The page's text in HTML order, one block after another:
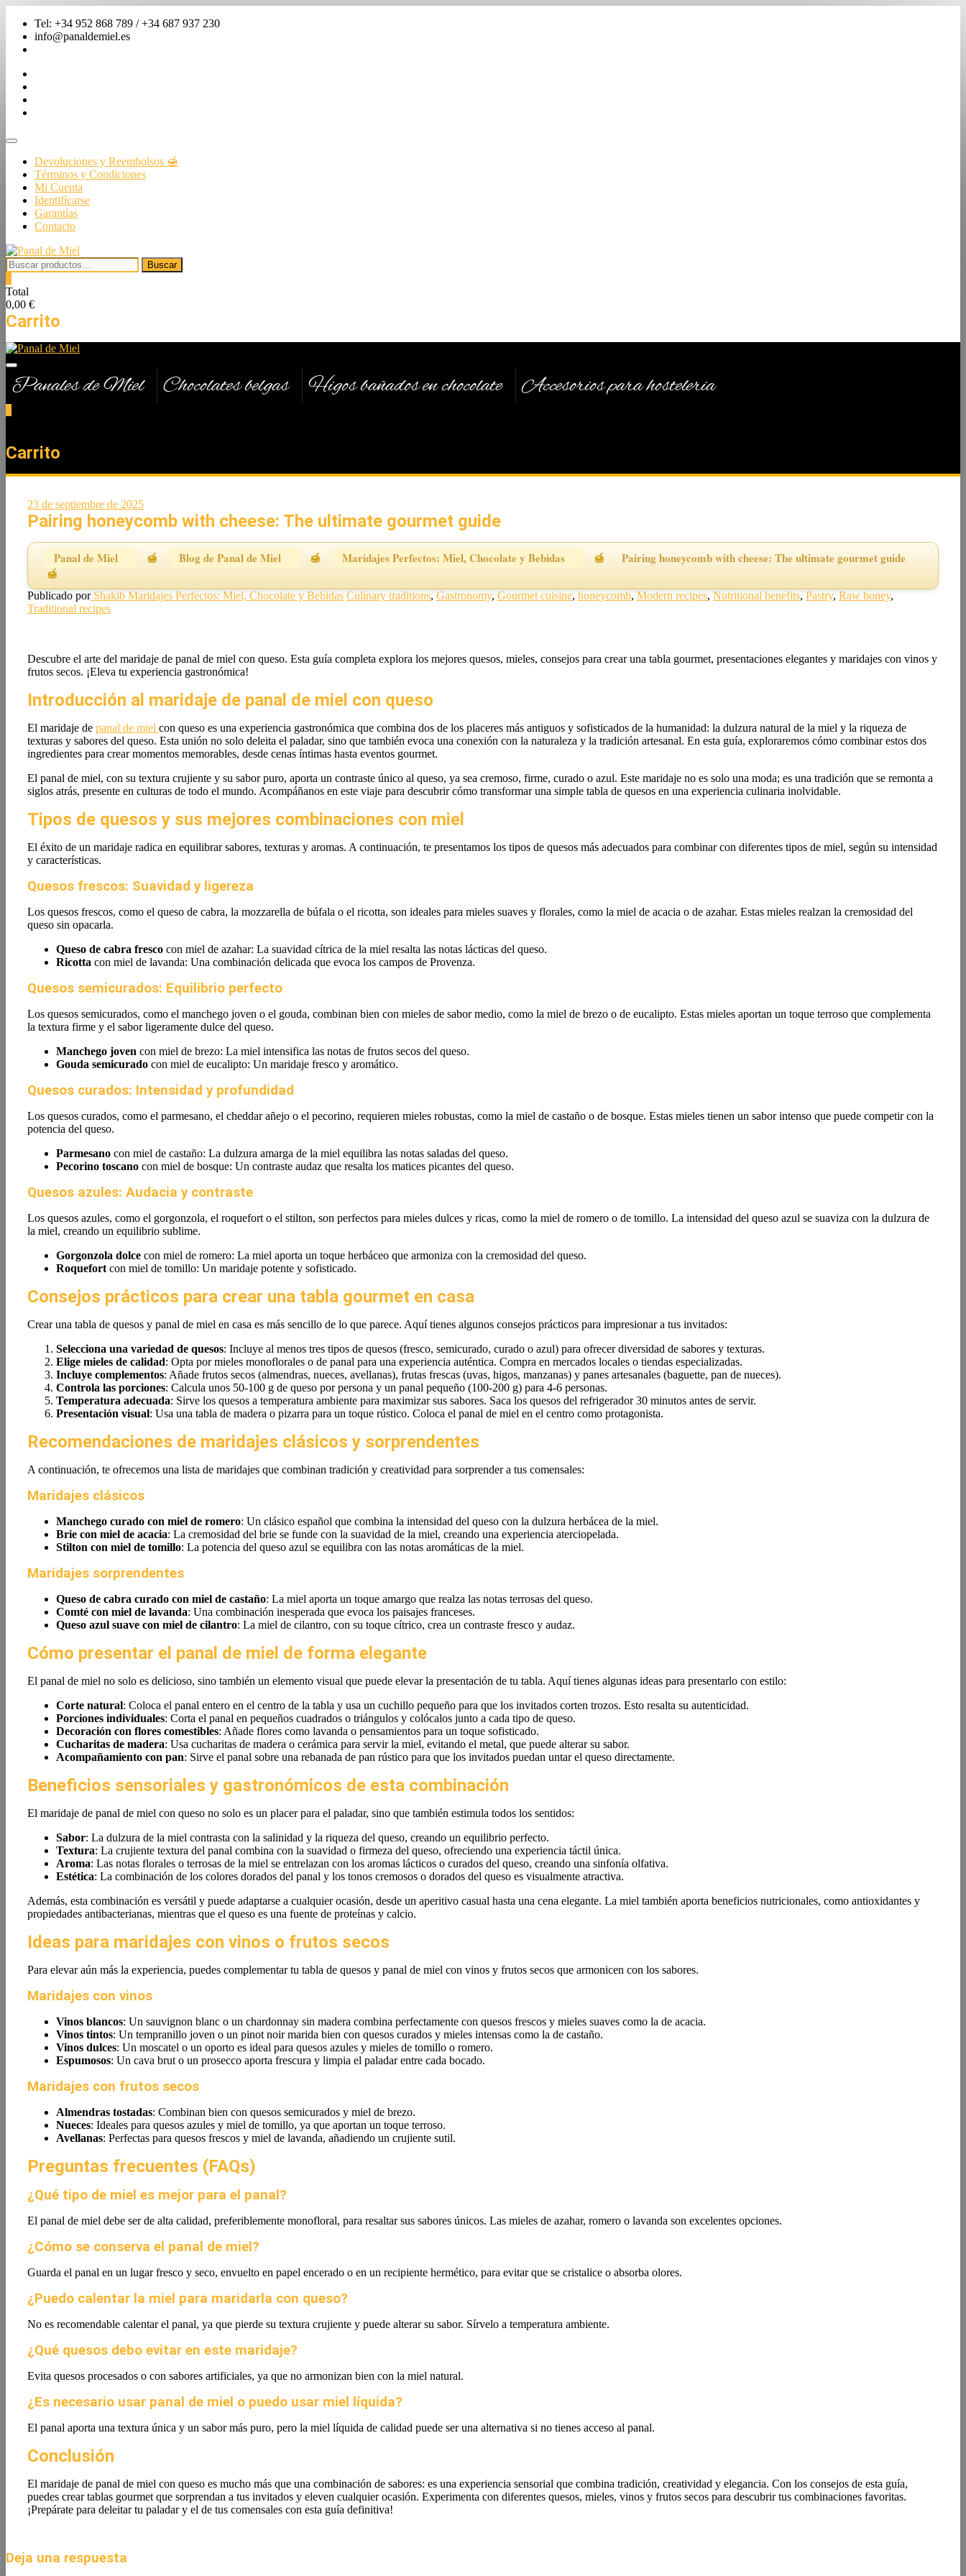
contenido
Tel: +34 952 868 789 / +34 687 937 230
info@panaldemiel.es
Menú
barra
superior
Devoluciones y Reembolsos 🍯
Términos y Condiciones
Mi Cuenta
Identifícarse
Garantías
Contacto
Buscar
por:
Buscar
Total
0,00 €
Carrito
Panales de Miel Chocolates belgas Higos bañados en chocolate Accesorios para hosteleria
Carrito
23 de septiembre de 2025
Pairing honeycomb with cheese: The ultimate gourmet guide
Panal de Miel Blog de Panal de Miel Maridajes Perfectos: Miel, Chocolate y Bebidas Pairing honeycomb with cheese: The ultimate gourmet guide
Publicado porShakib Maridajes Perfectos: Miel, Chocolate y Bebidas Culinary traditions, Gastronomy, Gourmet cuisine, honeycomb, Modern recipes, Nutritional benefits, Pastry, Raw honey,
Traditional recipes
Descubre el arte del maridaje de panal de miel con queso. Esta guía completa explora los mejores quesos, mieles, consejos para crear una tabla gourmet, presentaciones elegantes y maridajes con vinos y
frutos secos. ¡Eleva tu experiencia gastronómica!
Introducción al maridaje de panal de miel con queso
El maridaje de panal de miel con queso es una experiencia gastronómica que combina dos de los placeres más antiguos y sofisticados de la humanidad: la dulzura natural de la miel y la riqueza de
texturas y sabores del queso. Esta unión no solo deleita el paladar, sino que también evoca una conexión con la naturaleza y la tradición artesanal. En esta guía, exploraremos cómo combinar estos dos
ingredientes para crear momentos memorables, desde cenas íntimas hasta eventos gourmet.
El panal de miel, con su textura crujiente y su sabor puro, aporta un contraste único al queso, ya sea cremoso, firme, curado o azul. Este maridaje no es solo una moda; es una tradición que se remonta a
siglos atrás, presente en culturas de todo el mundo. Acompáñanos en este viaje para descubrir cómo transformar una simple tabla de quesos en una experiencia culinaria inolvidable.
Tipos de quesos y sus mejores combinaciones con miel
El éxito de un maridaje radica en equilibrar sabores, texturas y aromas. A continuación, te presentamos los tipos de quesos más adecuados para combinar con diferentes tipos de miel, según su intensidad
y características.
Quesos frescos: Suavidad y ligereza
Los quesos frescos, como el queso de cabra, la mozzarella de búfala o el ricotta, son ideales para mieles suaves y florales, como la miel de acacia o de azahar. Estas mieles realzan la cremosidad del
queso sin opacarla.
Queso de cabra fresco con miel de azahar: La suavidad cítrica de la miel resalta las notas lácticas del queso.
Ricotta con miel de lavanda: Una combinación delicada que evoca los campos de Provenza.
Quesos semicurados: Equilibrio perfecto
Los quesos semicurados, como el manchego joven o el gouda, combinan bien con mieles de sabor medio, como la miel de brezo o de eucalipto. Estas mieles aportan un toque terroso que complementa
la textura firme y el sabor ligeramente dulce del queso.
Manchego joven con miel de brezo: La miel intensifica las notas de frutos secos del queso.
Gouda semicurado con miel de eucalipto: Un maridaje fresco y aromático.
Quesos curados: Intensidad y profundidad
Los quesos curados, como el parmesano, el cheddar añejo o el pecorino, requieren mieles robustas, como la miel de castaño o de bosque. Estas mieles tienen un sabor intenso que puede competir con la
potencia del queso.
Parmesano con miel de castaño: La dulzura amarga de la miel equilibra las notas saladas del queso.
Pecorino toscano con miel de bosque: Un contraste audaz que resalta los matices picantes del queso.
Quesos azules: Audacia y contraste
Los quesos azules, como el gorgonzola, el roquefort o el stilton, son perfectos para mieles dulces y ricas, como la miel de romero o de tomillo. La intensidad del queso azul se suaviza con la dulzura de
la miel, creando un equilibrio sublime.
Gorgonzola dolce con miel de romero: La miel aporta un toque herbáceo que armoniza con la cremosidad del queso.
Roquefort con miel de tomillo: Un maridaje potente y sofisticado.
Consejos prácticos para crear una tabla gourmet en casa
Crear una tabla de quesos y panal de miel en casa es más sencillo de lo que parece. Aquí tienes algunos consejos prácticos para impresionar a tus invitados:
Selecciona una variedad de quesos: Incluye al menos tres tipos de quesos (fresco, semicurado, curado o azul) para ofrecer diversidad de sabores y texturas.
Elige mieles de calidad: Opta por mieles monoflorales o de panal para una experiencia auténtica. Compra en mercados locales o tiendas especializadas.
Incluye complementos: Añade frutos secos (almendras, nueces, avellanas), frutas frescas (uvas, higos, manzanas) y panes artesanales (baguette, pan de nueces).
Controla las porciones: Calcula unos 50-100 g de queso por persona y un panal pequeño (100-200 g) para 4-6 personas.
Temperatura adecuada: Sirve los quesos a temperatura ambiente para maximizar sus sabores. Saca los quesos del refrigerador 30 minutos antes de servir.
Presentación visual: Usa una tabla de madera o pizarra para un toque rústico. Coloca el panal de miel en el centro como protagonista.
Recomendaciones de maridajes clásicos y sorprendentes
A continuación, te ofrecemos una lista de maridajes que combinan tradición y creatividad para sorprender a tus comensales:
Maridajes clásicos
Manchego curado con miel de romero: Un clásico español que combina la intensidad del queso con la dulzura herbácea de la miel.
Brie con miel de acacia: La cremosidad del brie se funde con la suavidad de la miel, creando una experiencia aterciopelada.
Stilton con miel de tomillo: La potencia del queso azul se equilibra con las notas aromáticas de la miel.
Maridajes sorprendentes
Queso de cabra curado con miel de castaño: La miel aporta un toque amargo que realza las notas terrosas del queso.
Comté con miel de lavanda: Una combinación inesperada que evoca los paisajes franceses.
Queso azul suave con miel de cilantro: La miel de cilantro, con su toque cítrico, crea un contraste fresco y audaz.
Cómo presentar el panal de miel de forma elegante
El panal de miel no solo es delicioso, sino también un elemento visual que puede elevar la presentación de tu tabla. Aquí tienes algunas ideas para presentarlo con estilo:
Corte natural: Coloca el panal entero en el centro de la tabla y usa un cuchillo pequeño para que los invitados corten trozos. Esto resalta su autenticidad.
Porciones individuales: Corta el panal en pequeños cuadrados o triángulos y colócalos junto a cada tipo de queso.
Decoración con flores comestibles: Añade flores como lavanda o pensamientos para un toque sofisticado.
Cucharitas de madera: Usa cucharitas de madera o cerámica para servir la miel, evitando el metal, que puede alterar su sabor.
Acompañamiento con pan: Sirve el panal sobre una rebanada de pan rústico para que los invitados puedan untar el queso directamente.
Beneficios sensoriales y gastronómicos de esta combinación
El maridaje de panal de miel con queso no solo es un placer para el paladar, sino que también estimula todos los sentidos:
Sabor: La dulzura de la miel contrasta con la salinidad y la riqueza del queso, creando un equilibrio perfecto.
Textura: La crujiente textura del panal combina con la suavidad o firmeza del queso, ofreciendo una experiencia táctil única.
Aroma: Las notas florales o terrosas de la miel se entrelazan con los aromas lácticos o curados del queso, creando una sinfonía olfativa.
Estética: La combinación de los colores dorados del panal y los tonos cremosos o dorados del queso es visualmente atractiva.
Además, esta combinación es versátil y puede adaptarse a cualquier ocasión, desde un aperitivo casual hasta una cena elegante. La miel también aporta beneficios nutricionales, como antioxidantes y
propiedades antibacterianas, mientras que el queso es una fuente de proteínas y calcio.
Ideas para maridajes con vinos o frutos secos
Para elevar aún más la experiencia, puedes complementar tu tabla de quesos y panal de miel con vinos y frutos secos que armonicen con los sabores.
Maridajes con vinos
Vinos blancos: Un sauvignon blanc o un chardonnay sin madera combina perfectamente con quesos frescos y mieles suaves como la de acacia.
Vinos tintos: Un tempranillo joven o un pinot noir marida bien con quesos curados y mieles intensas como la de castaño.
Vinos dulces: Un moscatel o un oporto es ideal para quesos azules y mieles de tomillo o romero.
Espumosos: Un cava brut o un prosecco aporta frescura y limpia el paladar entre cada bocado.
Maridajes con frutos secos
Almendras tostadas: Combinan bien con quesos semicurados y miel de brezo.
Nueces: Ideales para quesos azules y miel de tomillo, ya que aportan un toque terroso.
Avellanas: Perfectas para quesos frescos y miel de lavanda, añadiendo un crujiente sutil.
Preguntas frecuentes (FAQs)
¿Qué tipo de miel es mejor para el panal?
El panal de miel debe ser de alta calidad, preferiblemente monofloral, para resaltar sus sabores únicos. Las mieles de azahar, romero o lavanda son excelentes opciones.
¿Cómo se conserva el panal de miel?
Guarda el panal en un lugar fresco y seco, envuelto en papel encerado o en un recipiente hermético, para evitar que se cristalice o absorba olores.
¿Puedo calentar la miel para maridarla con queso?
No es recomendable calentar el panal, ya que pierde su textura crujiente y puede alterar su sabor. Sírvelo a temperatura ambiente.
¿Qué quesos debo evitar en este maridaje?
Evita quesos procesados o con sabores artificiales, ya que no armonizan bien con la miel natural.
¿Es necesario usar panal de miel o puedo usar miel líquida?
El panal aporta una textura única y un sabor más puro, pero la miel líquida de calidad puede ser una alternativa si no tienes acceso al panal.
Conclusión
El maridaje de panal de miel con queso es mucho más que una combinación de sabores: es una experiencia sensorial que combina tradición, creatividad y elegancia. Con los consejos de esta guía,
puedes crear tablas gourmet que sorprendan a tus invitados y eleven cualquier ocasión. Experimenta con diferentes quesos, mieles, vinos y frutos secos para descubrir tus combinaciones favoritas.
¡Prepárate para deleitar tu paladar y el de tus comensales con esta guía definitiva!
Deja una respuesta